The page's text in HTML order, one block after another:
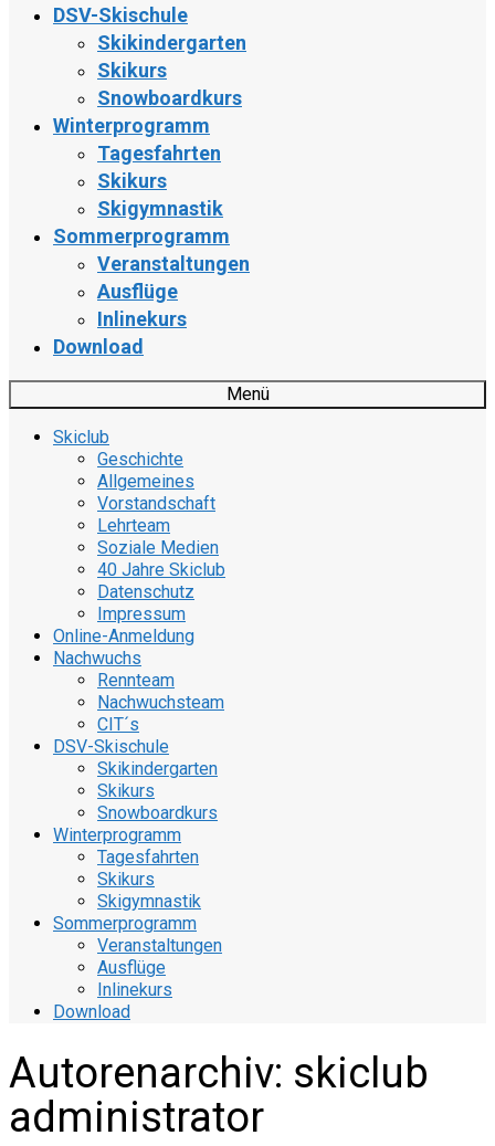
DSV-Skischule
Skikindergarten
Skikurs
Snowboardkurs
Winterprogramm
Tagesfahrten
Skikurs
Skigymnastik
Sommerprogramm
Veranstaltungen
Ausflüge
Inlinekurs
Download
Menü
Skiclub
Geschichte
Allgemeines
Vorstandschaft
Lehrteam
Soziale Medien
40 Jahre Skiclub
Datenschutz
Impressum
Online-Anmeldung
Nachwuchs
Rennteam
Nachwuchsteam
CIT´s
DSV-Skischule
Skikindergarten
Skikurs
Snowboardkurs
Winterprogramm
Tagesfahrten
Skikurs
Skigymnastik
Sommerprogramm
Veranstaltungen
Ausflüge
Inlinekurs
Download
Autorenarchiv: skiclub
administrator